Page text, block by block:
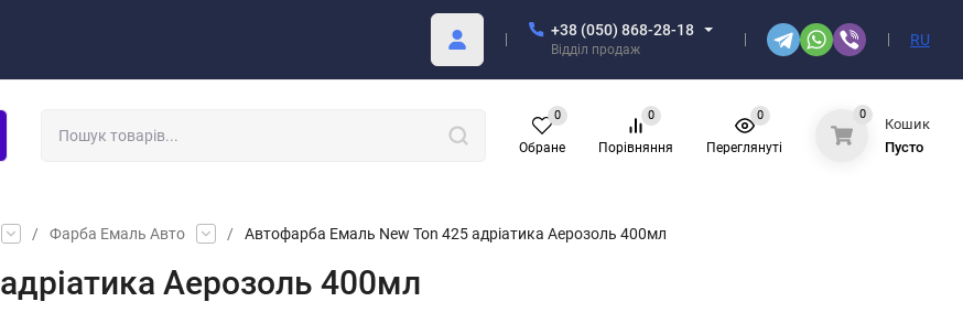
+38 (050) 868-28-18
Відділ продаж
RU
Обране
0
Порівняння
0
Переглянуті
0 0
Кошик
Пусто
/ Фарба Емаль Авто / Автофарба Емаль New Ton 425 адрiатика Аерозоль 400мл
Аерозоль 400мл